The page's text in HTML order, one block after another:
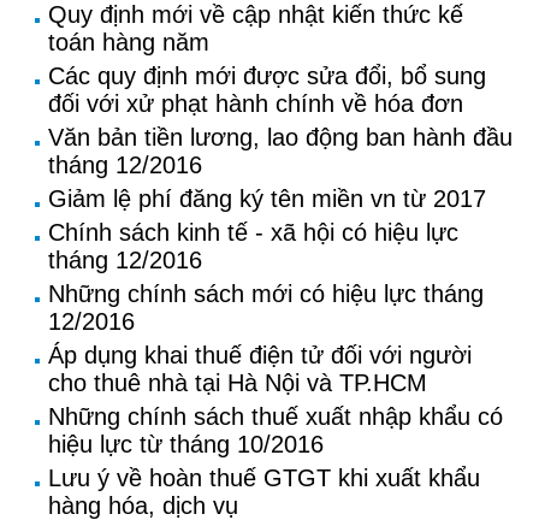
Quy định mới về cập nhật kiến thức kế
toán hàng năm
Các quy định mới được sửa đổi, bổ sung
đối với xử phạt hành chính về hóa đơn
Văn bản tiền lương, lao động ban hành đầu
tháng 12/2016
Giảm lệ phí đăng ký tên miền vn từ 2017
Chính sách kinh tế - xã hội có hiệu lực
tháng 12/2016
Những chính sách mới có hiệu lực tháng
12/2016
Áp dụng khai thuế điện tử đối với người
cho thuê nhà tại Hà Nội và TP.HCM
Những chính sách thuế xuất nhập khẩu có
hiệu lực từ tháng 10/2016
Lưu ý về hoàn thuế GTGT khi xuất khẩu
hàng hóa, dịch vụ